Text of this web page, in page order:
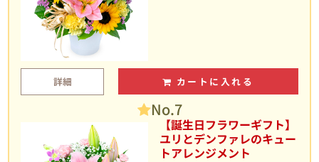
詳細 カートに入れる
No.7
【誕生日フラワーギフト】
ユリとデンファレのキュー
トアレンジメント